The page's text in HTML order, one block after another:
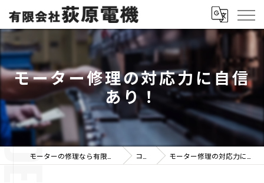
モーター修理の対応力に自信
あり！
コラム モーター修理の対応力に自信あり！